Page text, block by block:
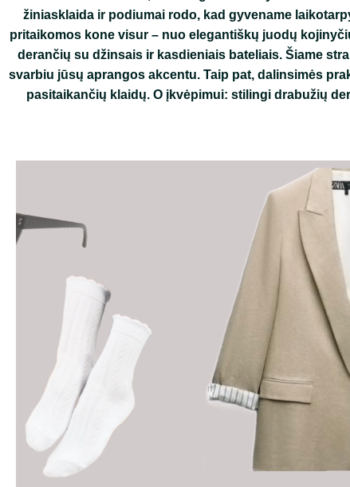
žiniasklaida ir podiumai rodo, kad gyvename
pritaikomos kone visur – nuo elegantiškų juodų
derančių su džinsais ir kasdieniais bateliais. Šiame
svarbiu jūsų aprangos akcentu. Taip pat, dalinsimės
pasitaikančių klaidų. O įkvėpimui: stilingi drabužių